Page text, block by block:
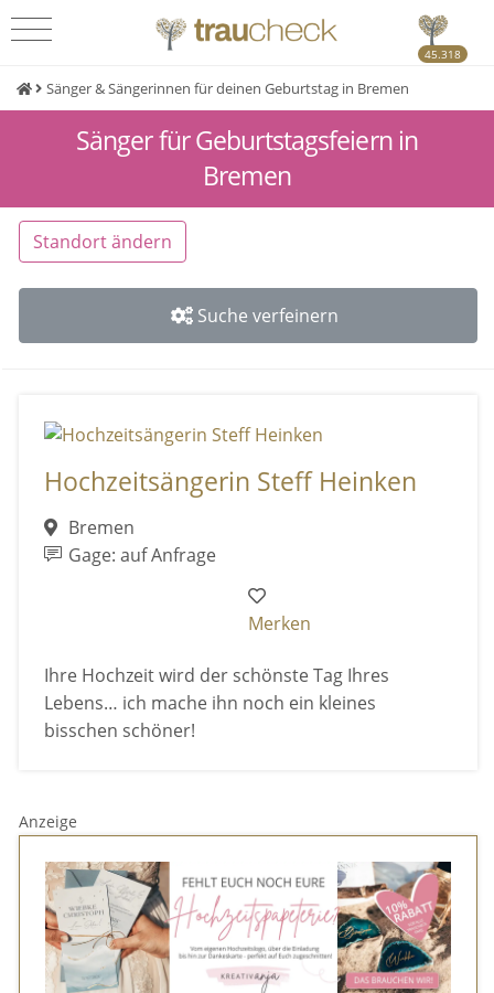
45.318
Sänger & Sängerinnen für deinen Geburtstag in Bremen
Sänger für Geburtstagsfeiern in
Bremen
Standort ändern
Suche verfeinern
Hochzeitsängerin Steff Heinken
Bremen
Gage: auf Anfrage
Merken
Ihre Hochzeit wird der schönste Tag Ihres
Lebens… ich mache ihn noch ein kleines
bisschen schöner!
Anzeige